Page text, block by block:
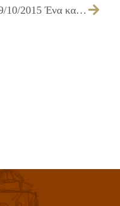
19/10/2015 Ένα καινοτόμο πρόγραμμα στα σχολεία του Δήμου Ιλίου «Πρόληψη και Προαγωγή Υγείας Σχολικού Πληθυσμού»